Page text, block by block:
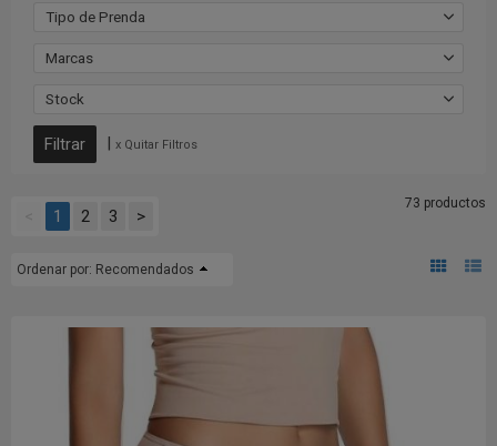
Tipo de Prenda
Marcas
Stock
| x Quitar Filtros
1 2 3 >
73 productos
Ordenar por: Recomendados